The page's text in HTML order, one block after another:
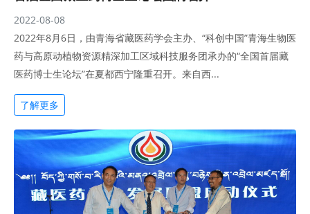
2022-08-08
2022年8月6日，由青海省藏医药学会主办、“科创中国”青海生物医
药与高原动植物资源精深加工区域科技服务团承办的“全国首届藏
医药博士生论坛”在夏都西宁隆重召开。来自西...
了解更多